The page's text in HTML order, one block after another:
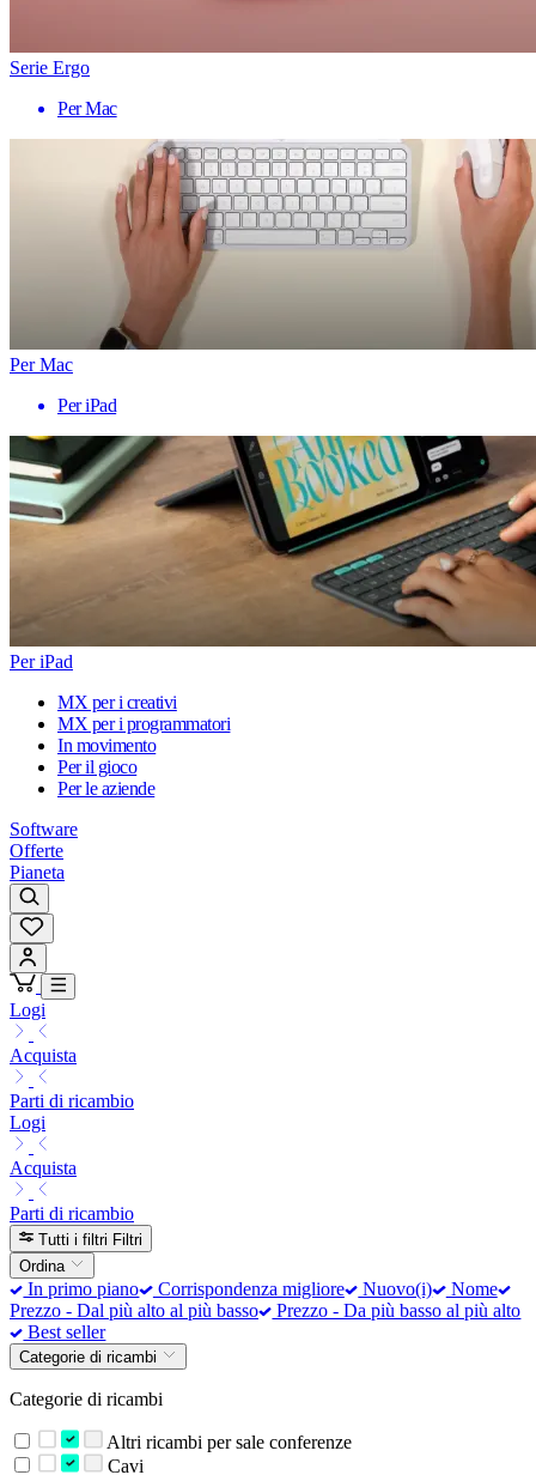
Serie Ergo
Per Mac
Per Mac
Per iPad
Per iPad
MX per i creativi
MX per i programmatori
In movimento
Per il gioco
Per le aziende
Software
Offerte
Pianeta
Logi
Acquista
Parti di ricambio
Logi
Acquista
Parti di ricambio
Tutti i filtri Filtri
Ordina
In primo piano Corrispondenza migliore Nuovo(i)
Nome
Prezzo - Dal più alto al più basso
Prezzo - Da più basso al più alto
Best seller
Categorie di ricambi
Categorie di ricambi
Altri ricambi per sale conferenze
Cavi